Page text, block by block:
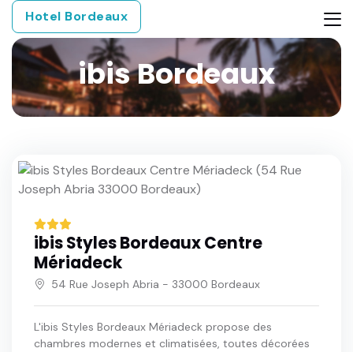
Hotel Bordeaux
ibis Bordeaux
ibis Styles Bordeaux Centre
Mériadeck
54 Rue Joseph Abria - 33000 Bordeaux
L'ibis Styles Bordeaux Mériadeck propose des
chambres modernes et climatisées, toutes décorées